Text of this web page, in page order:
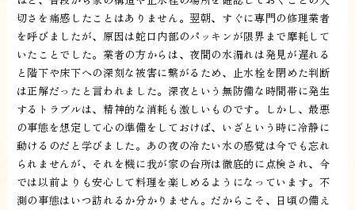
切さを痛感したことはありません。翌朝、すぐに専門の修理業者
を呼びましたが、原因は蛇口内部のパッキンが限界まで摩耗して
いたことでした。業者の方からは、夜間の水漏れは発見が遅れる
と階下や床下への深刻な被害に繋がるため、止水栓を閉めた判断
は正解だったと言われました。深夜という無防備な時間帯に発生
するトラブルは、精神的な消耗も激しいものです。しかし、最悪
の事態を想定して心の準備をしておけば、いざという時に冷静に
動けるのだと学びました。あの夜の冷たい水の感覚は今でも忘れ
られませんが、それを機に我が家の台所は徹底的に点検され、今
では以前よりも安心して料理を楽しめるようになっています。不
測の事態はいつ訪れるか分かりません。だからこそ、日頃の備え